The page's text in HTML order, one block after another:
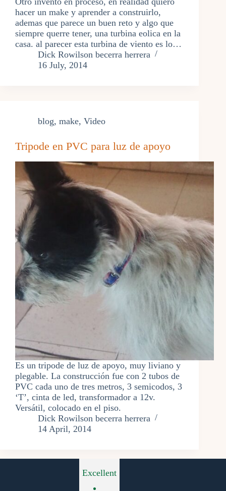
hacer un make y aprender a construirlo,
ademas que parece un buen reto y algo que
siempre querre tener, una turbina eolica en la
casa. al parecer esta turbina de viento es lo…
Dick Rowilson becerra herrera
16 July, 2014
blog, make, Video
Tripode en PVC para luz de apoyo
Es un tripode de luz de apoyo, muy liviano y
plegable. La construcción fue con 2 tubos de
PVC cada uno de tres metros, 3 semicodos, 3
‘T’, cinta de led, transformador a 12v.
Versátil, colocado en el piso.
Dick Rowilson becerra herrera
14 April, 2014
Excellent